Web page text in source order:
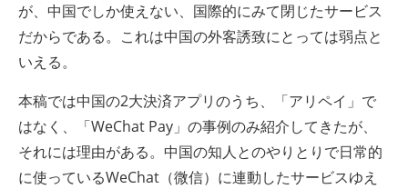
が、中国でしか使えない、国際的にみて閉じたサービス
だからである。これは中国の外客誘致にとっては弱点と
いえる。
本稿では中国の2大決済アプリのうち、「アリペイ」で
はなく、「WeChat Pay」の事例のみ紹介してきたが、
それには理由がある。中国の知人とのやりとりで日常的
に使っているWeChat（微信）に連動したサービスゆえ